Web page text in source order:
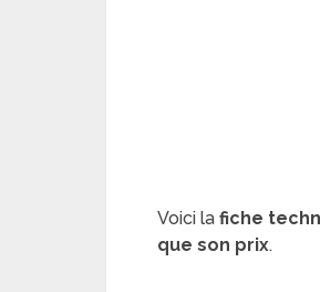
Voici la fiche
que son prix.